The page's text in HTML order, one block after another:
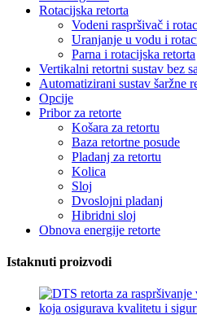
Rotacijska retorta
Vodeni raspršivač i
Uranjanje u vodu i
Parna i rotacijska retorta
Vertikalni retortni sustav bez
Automatizirani sustav šaržne
Opcije
Pribor za retorte
Košara za retortu
Baza retortne posude
Pladanj za retortu
Kolica
Sloj
Dvoslojni pladanj
Hibridni sloj
Obnova energije retorte
Istaknuti proizvodi